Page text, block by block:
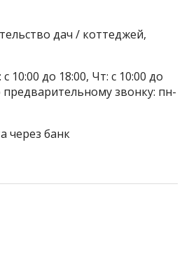
дач / коттеджей,
10:00 до 18:00, Чт: с 10:00 до
предварительному звонку: пн-
через банк